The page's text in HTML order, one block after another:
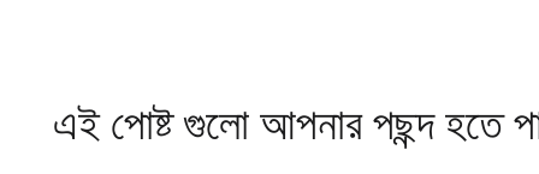
এই পোষ্ট গুলো আপনার পছন্দ হতে